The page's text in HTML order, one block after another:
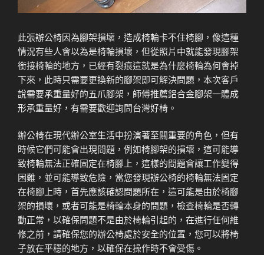
此張辦公椅因為腳架損壞，造成椅輪卡不住椅腳，像這種
情況有些人會以為是椅輪損壞，但從照片中就能發現腳架
銜接椅輪的地方，已經有裂痕這就是為什麼椅輪為何會掉
下來，此時只需要更換新的腳架即可解決問題，本次客戶
說需要承重量好的五爪腳架，師傅推薦鋁合金腳架一體成
形承重量好，有需要歡迎詢問台灣好椅。
辦公椅在現代辦公室生活中扮演著至關重要的角色，但有
時候它們可能會出現問題，例如椅腳架的損壞，這可能導
致椅輪無法正確固定在椅腳上，這樣的問題會讓工作變得
困難，並可能導致危險，當您發現辦公椅的椅輪無法固定
在椅腳上時，首先應該確認問題所在，這可能是由於椅腳
架的損壞，或者可能是椅輪本身的問題，檢查椅輪是否轉
動正常，以確保問題不是由於椅輪引起的，在進行任何維
修之前，請確保您的辦公椅處於安全的位置，您可以將椅
子放在平穩的地方，以確保在操作時不會受傷。